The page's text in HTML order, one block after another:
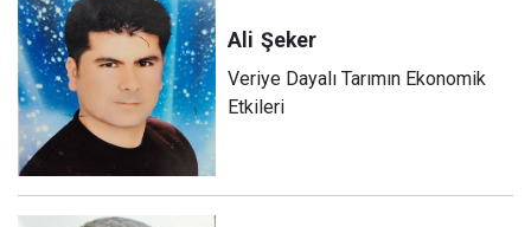
Ali Şeker
Veriye Dayalı Tarımın Ekonomik
Etkileri